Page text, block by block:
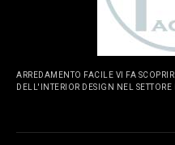
ARREDAMENTO FACILE VI FA
DELL'INTERIOR DESIGN NEL